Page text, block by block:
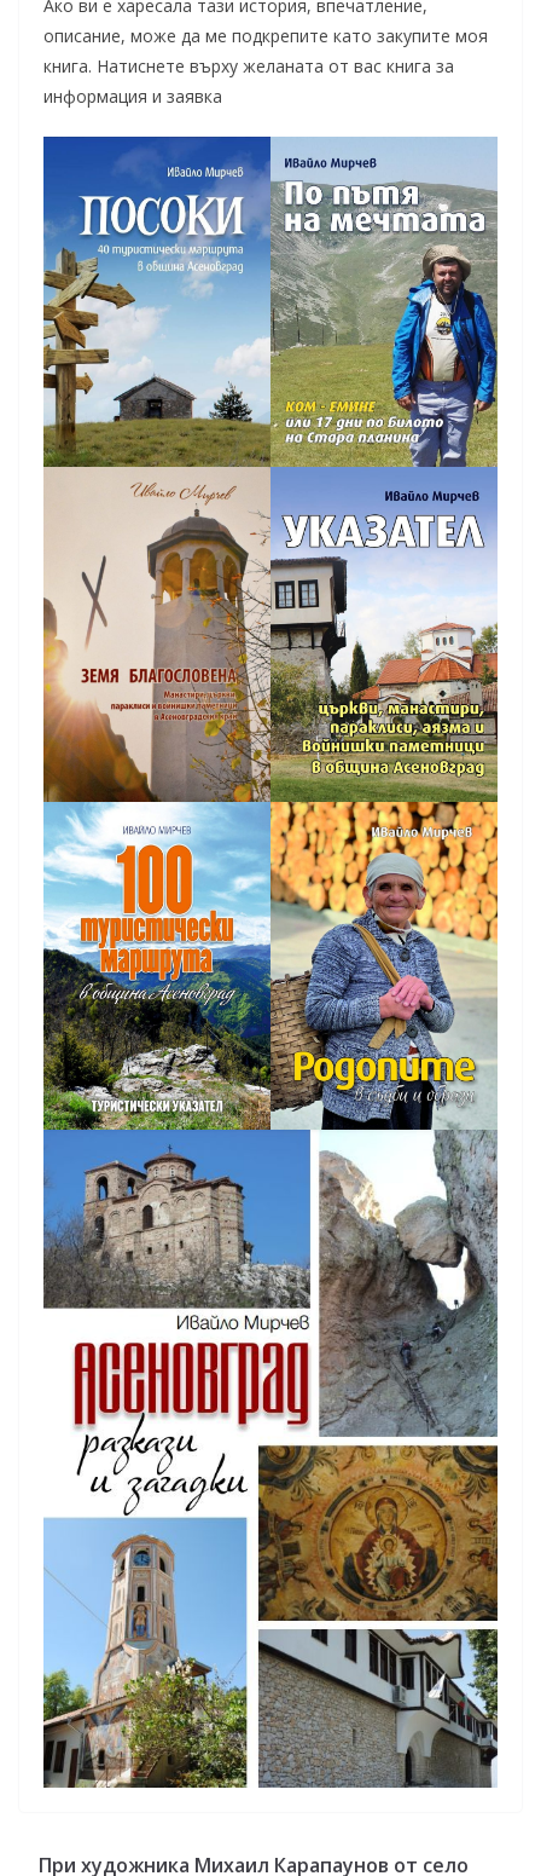
Ако ви е харесала тази история, впечатление,
описание, може да ме подкрепите като закупите моя
книга. Натиснете върху желаната от вас книга за
информация и заявка
При художника Михаил Карапаунов от село